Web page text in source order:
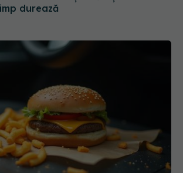
dacă NU mănânci fast food 7 zile.
și reale